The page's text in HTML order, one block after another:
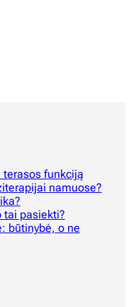
terasos funkciją
namuose?
tai pasiekti?
būtinybė, o ne